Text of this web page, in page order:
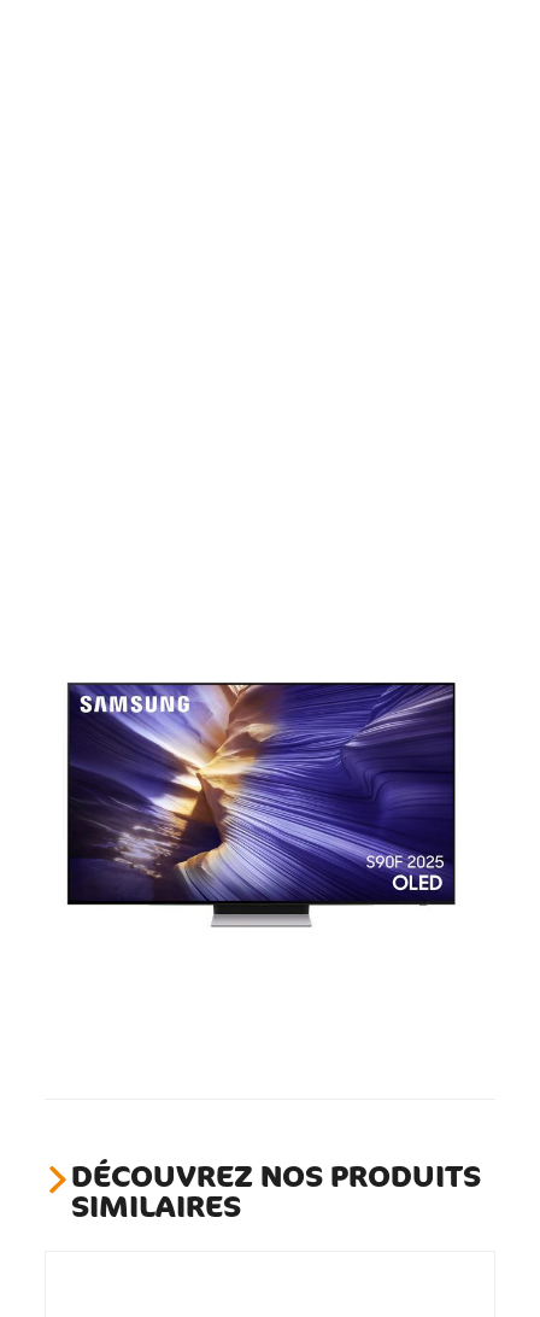
DÉCOUVREZ NOS PRODUITS
SIMILAIRES